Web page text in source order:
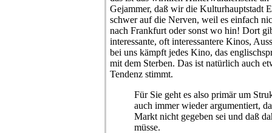
Gejammer, daß wir die Kulturhauptstadt
schwer auf die Nerven, weil es einfach
nach Frankfurt oder sonst wo hin! Dort
interessante, oft interessantere Kinos,
bei uns kämpft jedes Kino, das
mit dem Sterben. Das ist natürlich auch
Tendenz stimmt.
Für Sie geht es also primär um
auch immer wieder argumentiert,
Markt nicht gegeben sei und daß
müsse.